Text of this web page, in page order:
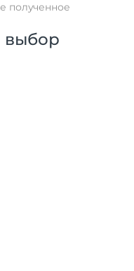
полученное